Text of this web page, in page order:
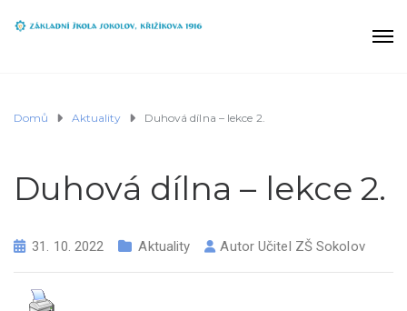
Domů Aktuality Duhová dílna – lekce 2.
Duhová dílna – lekce 2.
31. 10. 2022 Aktuality AutorUčitel ZŠ Sokolov